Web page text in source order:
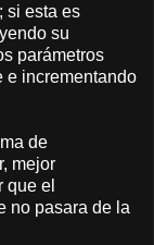
si esta es
su
parámetros
e incrementando
de
mejor
que el
no pasara de la